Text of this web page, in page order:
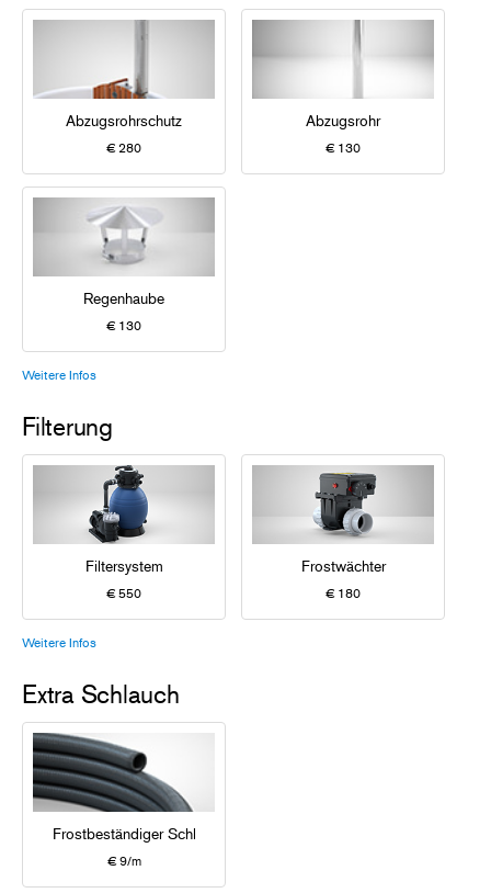
Abzugsrohrschutz
€ 280
Abzugsrohr
€ 130
Regenhaube
€ 130
Weitere Infos
Filterung
Filtersystem
€ 550
Frostwächter
€ 180
Weitere Infos
Extra Schlauch
Frostbeständiger Schlauch
€ 9/m